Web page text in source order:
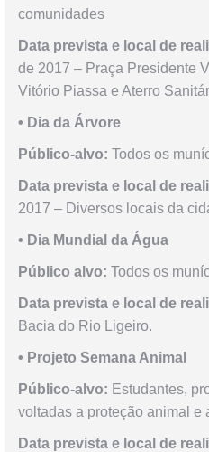
comunidades
Data prevista e local de
de 2017 – Praça Presidente
Vitório Piassa e Aterro
• Dia da Árvore
Público-alvo: Todos os
Data prevista e local de
2017 – Diversos locais da
• Dia Mundial da Água
Público alvo: Todos os
Data prevista e local de
Bacia do Rio Ligeiro.
• Projeto Semana Animal
Público-alvo: Estudantes,
voltadas a proteção animal e
Data prevista e local de